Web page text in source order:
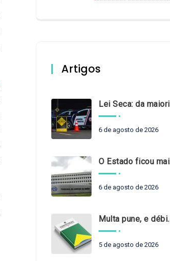
Artigos
Lei Seca: da maioridade à maturidade
6 de agosto de 2026
O Estado ficou mais complexo. O controle precisa acompanhar
6 de agosto de 2026
Multa pune, e débito recompõe. § 3º do art. 71 da Constituição: um problema de legística formal
5 de agosto de 2026